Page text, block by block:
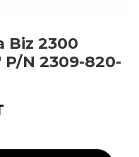
Biz 2300
N 2309-820-